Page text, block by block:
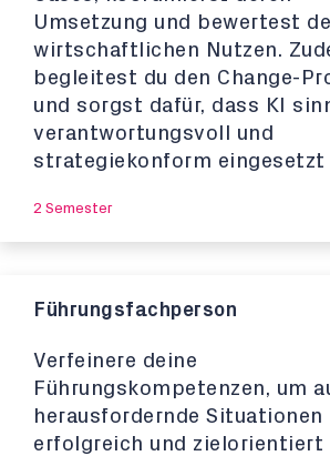
Umsetzung und bewertest
wirtschaftlichen Nutzen.
begleitest du den Change-
und sorgst dafür, dass KI
verantwortungsvoll und
strategiekonform eingesetzt
2 Semester
Führungsfachperson
Verfeinere deine
Führungskompetenzen, um
herausfordernde Situationen
erfolgreich und zielorientiert